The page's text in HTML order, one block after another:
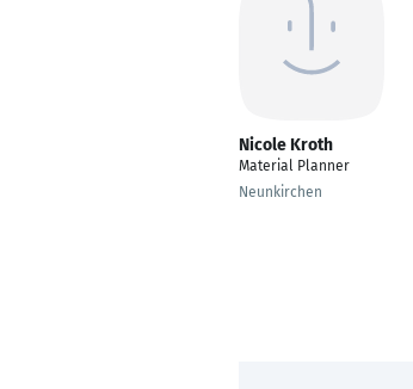
Nicole Kroth
Material Planner
Neunkirchen